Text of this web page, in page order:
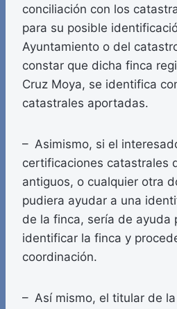
conciliación con los
para su posible
Ayuntamiento o del
constar que dicha finca
Cruz Moya, se identifica
catastrales aportadas.
– Asimismo, si el
certificaciones catastrales
antiguos, o cualquier otra
pudiera ayudar a una
de la finca, sería de ayuda
identificar la finca y
coordinación.
– Así mismo, el titular de